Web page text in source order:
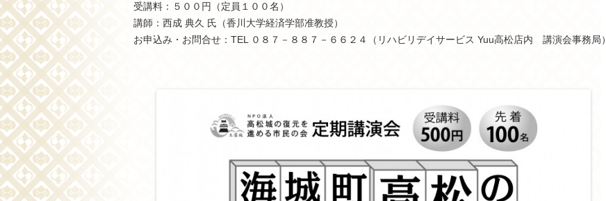
受講料：５００円（定員１００名）
講師：西成 典久 氏（香川大学経済学部准教授）
お申込み・お問合せ：TEL ０８７－８８７－６６２４（リハビリデイサービス Yuu高松店内 講演会事務局）